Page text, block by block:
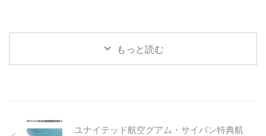
もっと読む
ユナイテッド航空グアム・サイパン特典航